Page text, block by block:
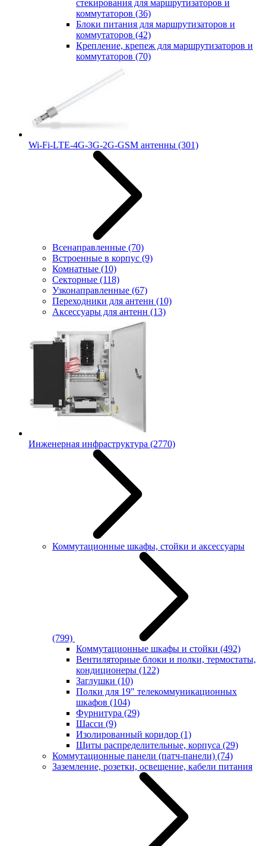
стекирования для маршрутизаторов и
коммутаторов (36)
Блоки питания для маршрутизаторов и
коммутаторов (42)
Крепление, крепеж для маршрутизаторов и
коммутаторов (70)
Wi-Fi-LTE-4G-3G-2G-GSM антенны (301)
Всенаправленные (70)
Встроенные в корпус (9)
Комнатные (10)
Секторные (118)
Узконаправленные (67)
Переходники для антенн (10)
Аксессуары для антенн (13)
Инженерная инфраструктура (2770)
Коммутационные шкафы, стойки и аксессуары
(799)
Коммутационные шкафы и стойки (492)
Вентиляторные блоки и полки, термостаты,
кондиционеры (122)
Заглушки (10)
Полки для 19" телекоммуникационных
шкафов (104)
Фурнитура (29)
Шасси (9)
Изолированный коридор (1)
Щиты распределительные, корпуса (29)
Коммутационные панели (патч-панели) (74)
Заземление, розетки, освещение, кабели питания